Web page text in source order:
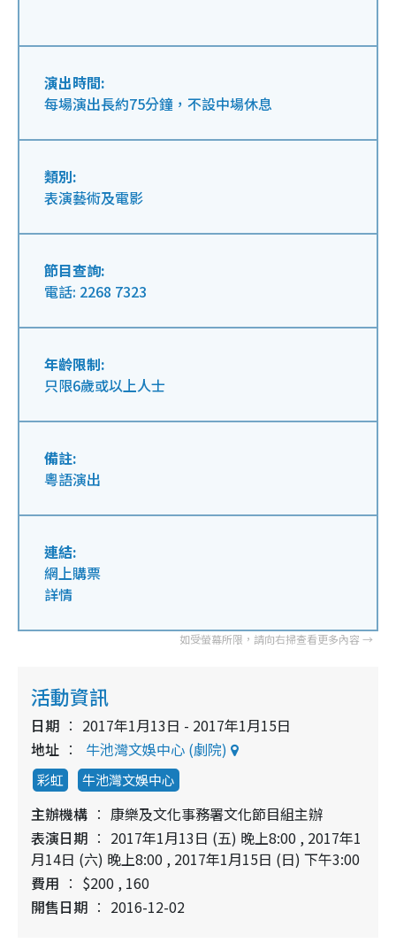
演出時間:
每場演出長約75分鐘，不設中場休息
類別:
表演藝術及電影
節目查詢:
電話: 2268 7323
年齡限制:
只限6歲或以上人士
備註:
粵語演出
連結:
網上購票
詳情
活動資訊
日期
2017年1月13日 - 2017年1月15日
地址
牛池灣文娛中心 (劇院)
彩虹 牛池灣文娛中心
主辦機構
康樂及文化事務署文化節目組主辦
表演日期
2017年1月13日 (五) 晚上8:00 , 2017年1
月14日 (六) 晚上8:00 , 2017年1月15日 (日) 下午3:00
費用
$200 , 160
開售日期
2016-12-02